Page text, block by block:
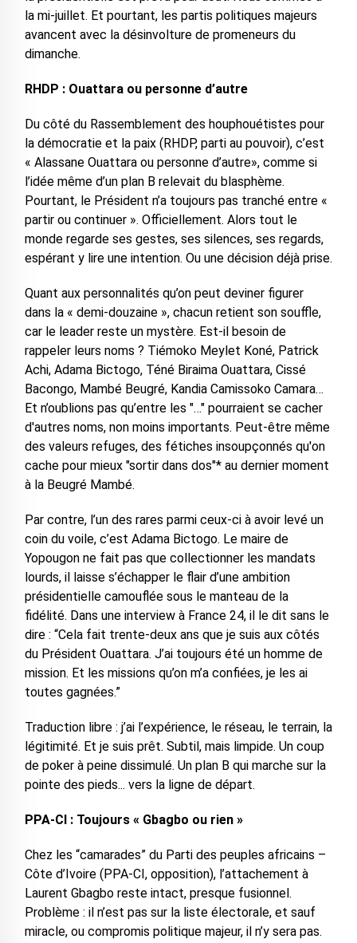
la mi-juillet. Et pourtant, les partis politiques majeurs
avancent avec la désinvolture de promeneurs du
dimanche.
RHDP : Ouattara ou personne d’autre
Du côté du Rassemblement des houphouétistes pour
la démocratie et la paix (RHDP, parti au pouvoir), c’est
« Alassane Ouattara ou personne d’autre», comme si
l’idée même d’un plan B relevait du blasphème.
Pourtant, le Président n’a toujours pas tranché entre «
partir ou continuer ». Officiellement. Alors tout le
monde regarde ses gestes, ses silences, ses regards,
espérant y lire une intention. Ou une décision déjà prise.
Quant aux personnalités qu’on peut deviner figurer
dans la « demi-douzaine », chacun retient son souffle,
car le leader reste un mystère. Est-il besoin de
rappeler leurs noms ? Tiémoko Meylet Koné, Patrick
Achi, Adama Bictogo, Téné Biraima Ouattara, Cissé
Bacongo, Mambé Beugré, Kandia Camissoko Camara…
Et n’oublions pas qu’entre les "…" pourraient se cacher
d'autres noms, non moins importants. Peut-être même
des valeurs refuges, des fétiches insoupçonnés qu'on
cache pour mieux "sortir dans dos"* au dernier moment
à la Beugré Mambé.
Par contre, l’un des rares parmi ceux-ci à avoir levé un
coin du voile, c’est Adama Bictogo. Le maire de
Yopougon ne fait pas que collectionner les mandats
lourds, il laisse s’échapper le flair d’une ambition
présidentielle camouflée sous le manteau de la
fidélité. Dans une interview à France 24, il le dit sans le
dire : “Cela fait trente-deux ans que je suis aux côtés
du Président Ouattara. J’ai toujours été un homme de
mission. Et les missions qu’on m’a confiées, je les ai
toutes gagnées.”
Traduction libre : j’ai l’expérience, le réseau, le terrain, la
légitimité. Et je suis prêt. Subtil, mais limpide. Un coup
de poker à peine dissimulé. Un plan B qui marche sur la
pointe des pieds... vers la ligne de départ.
PPA-CI : Toujours « Gbagbo ou rien »
Chez les “camarades” du Parti des peuples africains –
Côte d’Ivoire (PPA-CI, opposition), l’attachement à
Laurent Gbagbo reste intact, presque fusionnel.
Problème : il n’est pas sur la liste électorale, et sauf
miracle, ou compromis politique majeur, il n’y sera pas.